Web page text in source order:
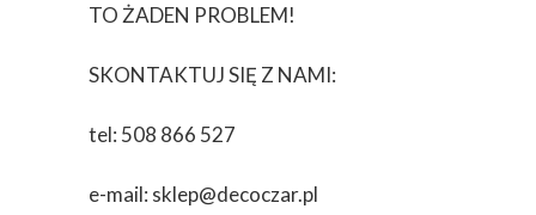
TO ŻADEN PROBLEM!
SKONTAKTUJ SIĘ Z NAMI:
tel: 508 866 527
e-mail: sklep@decoczar.pl